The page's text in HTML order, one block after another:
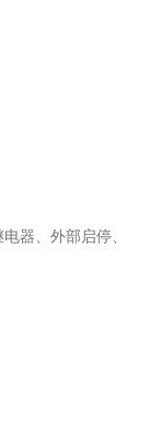
器、外部启停、